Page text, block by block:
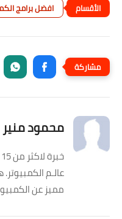
افضل برامج
محمود منير
عالـم
مميز عن